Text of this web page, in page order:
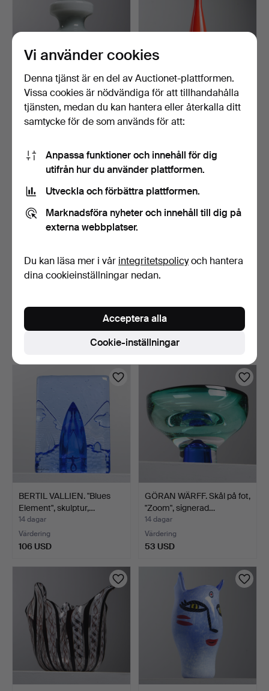
P.O STRÖM. Vas, signerad,
Alsterfors Glasb…
KARAFF, glas, troligen
Empoli, Italien, 19…
14 dagar
Empoli, Italien, 19…
1 bud
Miniatyrer, 4 st, Kosta Bo…
14 dagar
9 bud
74 USD
BERTIL VALLIEN. "Blues
Element", skulptur,…
14 dagar
Värdering
106 USD
GÖRAN WÄRFF. Skål på fot,
"Zoom", signerad…
14 dagar
Värdering
53 USD
Vi använder cookies
Denna tjänst är en del av Auctionet-plattformen.
Vissa cookies är nödvändiga för att tillhandahålla
tjänsten, medan du kan hantera eller återkalla ditt
samtycke för de som används för att:
Anpassa funktioner och innehåll för dig
utifrån hur du använder plattformen.
Utveckla och förbättra plattformen.
Marknadsföra nyheter och innehåll till dig på
externa webbplatser.
Du kan läsa mer i vår integritetspolicyoch hantera
dina cookieinställningar nedan.
Cookie-inställningar
Acceptera alla